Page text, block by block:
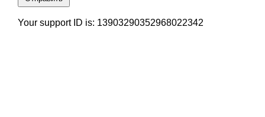
Your support ID is: 13903290352968022342